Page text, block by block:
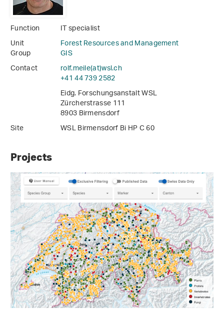
Function
IT specialist
Unit
Forest Resources and Management
Group
GIS
Contact
rolf.meile(at)wsl.ch
+41 44 739 2582
Eidg. Forschungsanstalt WSL
Zürcherstrasse 111
8903 Birmensdorf
Site
WSL Birmensdorf Bi HP C 60
Projects